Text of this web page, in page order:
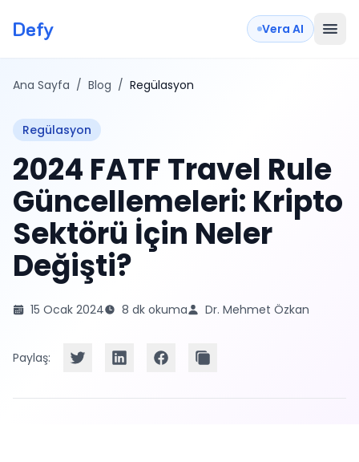
Defy Vera AI
Ana Sayfa / Blog / Regülasyon
Regülasyon
2024 FATF Travel Rule
Güncellemeleri: Kripto
Sektörü İçin Neler
Değişti?
15 Ocak 2024 8 dk okuma Dr. Mehmet Özkan
Paylaş: